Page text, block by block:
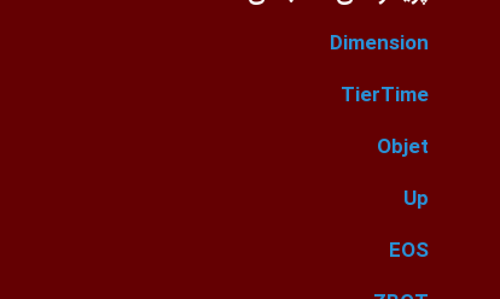
Dimension
TierTime
Objet
Up
EOS